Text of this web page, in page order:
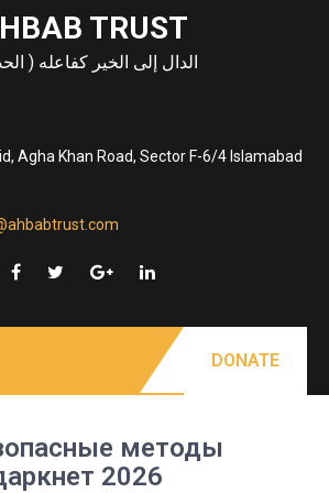
TRUST
الدال إلى الخير كفاعله (
Agha Khan Road, Sector F-6/4 Islamabad
DONATE
методы
2026